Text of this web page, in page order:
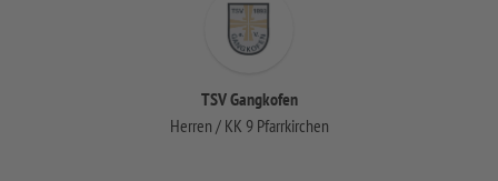
TSV Gangkofen
Herren / KK 9 Pfarrkirchen